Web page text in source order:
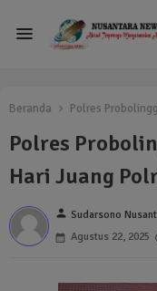
Beranda Polres
Polres
Hari Juang
person Sudarsono
Agustus 22, 2025